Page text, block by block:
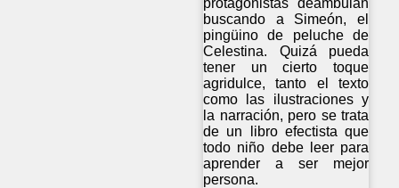
buscando a Simeón, el
pingüino de peluche de
Celestina. Quizá pueda
tener un cierto toque
agridulce, tanto el texto
como las ilustraciones y
la narración, pero se trata
de un libro efectista que
todo niño debe leer para
aprender a ser mejor
persona.